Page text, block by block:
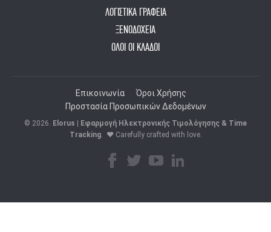
ΛΟΓΙΣΤΙΚΑ ΓΡΑΦΕΙΑ
ΞΕΝΟΔΟΧΕΙΑ
ΟΛΟΙ ΟΙ ΚΛΑΔΟΙ
Επικοινωνία
Όροι Χρήσης
Προστασία Προσωπικών Δεδομένων
© 2026. Elorus | Εφαρμογή Ηλεκτρονικής Τιμολόγησης & Time
Tracking. ♥ Carefully crafted with love.